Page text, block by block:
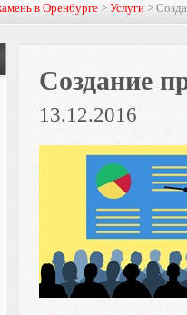
в Оренбурге >Услуги >
Создание
13.12.2016